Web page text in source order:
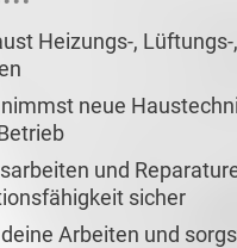
Heizungs-,
neue
und
sicher
Arbeiten und